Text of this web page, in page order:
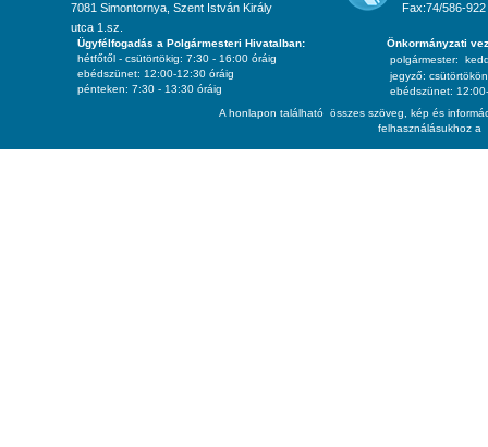
7081 Simontornya, Szent István Király
utca 1.sz.
Fax:74/586-922
A honlapon található összes szöveg, kép és
felhasználásukhoz a
Ügyfélfogadás a Polgármesteri Hivatalban:
hétfőtől - csütörtökig: 7:30 - 16:00 óráig
ebédszünet: 12:00-12:30 óráig
pénteken: 7:30 - 13:30 óráig
Önkormányzati
polgármester:
jegyző: csütörtökön
ebédszünet: